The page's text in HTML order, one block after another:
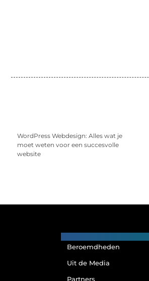
WordPress Webdesign: Alles wat je
moet weten voor een succesvolle
website
Beroemdheden
Uit de Media
Partners